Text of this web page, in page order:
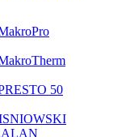
50